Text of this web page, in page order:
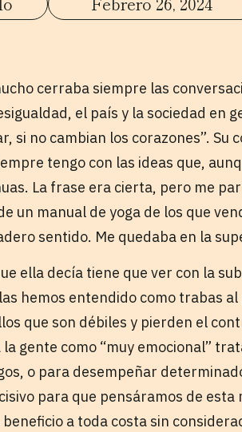
cerraba siempre las
el país y la sociedad en
si no cambian los corazones”. Su
tengo con las ideas que,
La frase era cierta, pero me
un manual de yoga de los que
sentido. Me quedaba en la
ella decía tiene que ver con la
hemos entendido como trabas
que son débiles y pierden el
gente como “muy emocional”
o para desempeñar
para que pensáramos de
a toda costa sin